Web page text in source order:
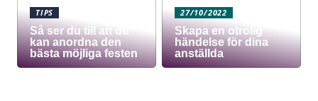
TIPS
Så ser du till att du
kan anordna den
bästa möjliga festen
27/10/2022
Skapa en otrolig
händelse för dina
anställda